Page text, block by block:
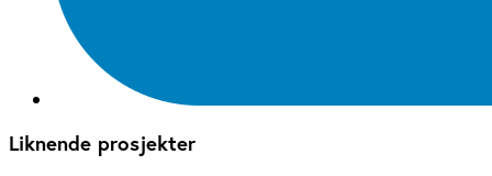
Liknende prosjekter